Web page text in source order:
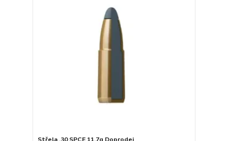
Střela .30 SPCE 11,7g Doprodej